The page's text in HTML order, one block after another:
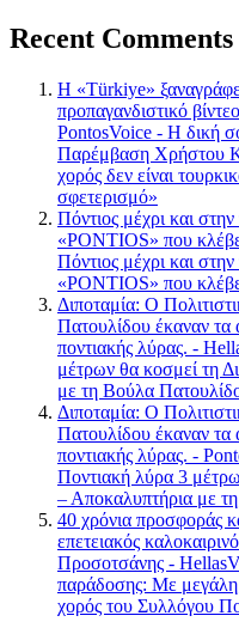
Recent Comments
Η «Türkiye»
προπαγανδιστικό
PontosVoice - H
Παρέμβαση Χρήστου
χορός δεν είναι
σφετερισμό»
Πόντιος μέχρι και
«PONTIOS» που
Πόντιος μέχρι και
«PONTIOS» που
Διποταμία: Ο
Πατουλίδου έκαναν τα
ποντιακής λύρας. -
μέτρων θα κοσμεί τη
με τη Βούλα
Διποταμία: Ο
Πατουλίδου έκαναν τα
ποντιακής λύρας. -
Ποντιακή λύρα 3
– Αποκαλυπτήρια με
40 χρόνια προσφοράς
επετειακός
Προσοτσάνης -
παράδοσης: Με μεγάλη
χορός του Συλλόγου